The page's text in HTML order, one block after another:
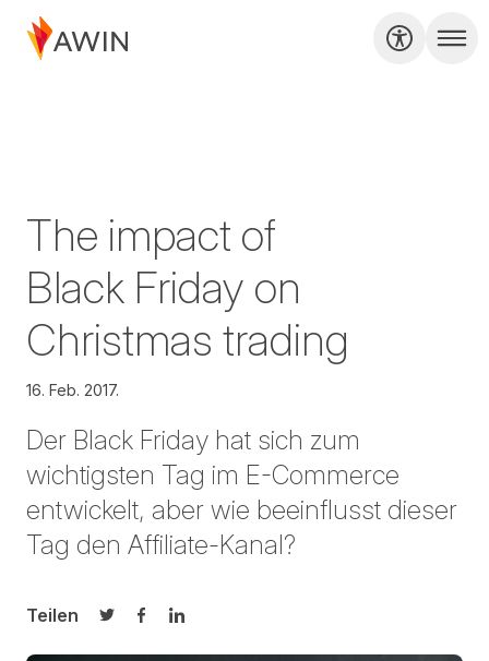
The impact of
Black Friday on
Christmas trading
16. Feb. 2017.
Der Black Friday hat sich zum
wichtigsten Tag im E-Commerce
entwickelt, aber wie beeinflusst dieser
Tag den Affiliate-Kanal?
Teilen
Auf Twitter teilen
Auf Facebook teilen
Auf LinkedIn teilen